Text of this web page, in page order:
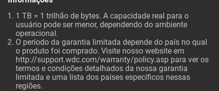
1 TB = 1 trilhão de bytes. A capacidade real para o
usuário pode ser menor, dependendo do ambiente
operacional.
O período da garantia limitada depende do país no qual
o produto foi comprado. Visite nosso website em
http://support.wdc.com/warranty/policy.asp para ver os
termos e condições detalhados da nossa garantia
limitada e uma lista dos países específicos nessas
regiões.